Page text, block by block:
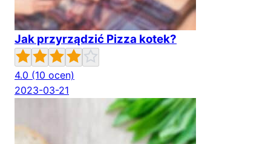
Jak przyrządzić Pizza kotek?
4.0 (10 ocen)
2023-03-21